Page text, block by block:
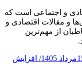
و اجتماعی است که
و مقالات اقتصادی و
از مهم‌ترین